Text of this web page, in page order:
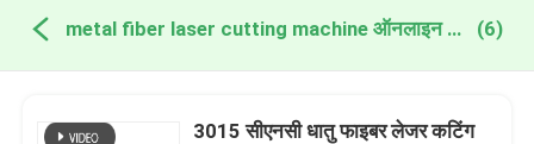
metal fiber laser cutting machine ऑनलाइन निर्माण (6)
3015 सीएनसी धातु फाइबर लेजर कटिंग